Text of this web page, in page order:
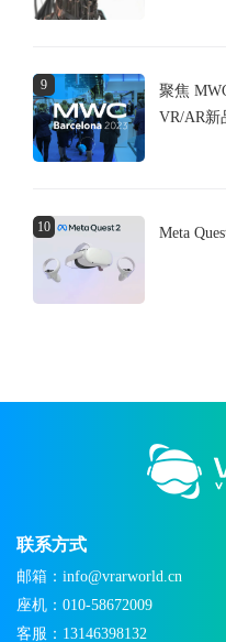
9
聚焦
VR/AR新
10 Meta
联系方式
邮箱：info@vrarworld.cn
座机：010-58672009
客服：13146398132